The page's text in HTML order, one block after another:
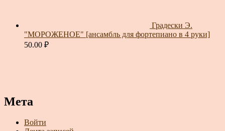
Градески Э.
"МОРОЖЕНОЕ" [ансамбль для фортепиано в 4 руки]
50.00 ₽
Мета
Войти